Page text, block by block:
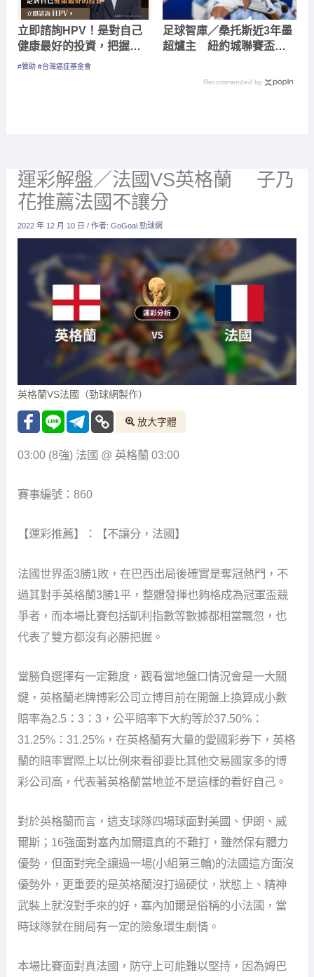
立即諮詢HPV！是對自己
健康最好的投資，把握現
在不嫌晚！
#贊助 #台灣癌症基金會
足球智庫／桑托斯近3年墨
超爐主 紐約城聯賽盃看
Recommended by
運彩解盤／法國VS英格蘭 子乃
花推薦法國不讓分
2022 年 12 月 10 日/ 作者:GoGoal 勁球網
英格蘭VS法國（勁球網製作）
放大字體
03:00 (8強) 法國 @ 英格蘭 03:00
賽事編號：860
【運彩推薦】：【不讓分，法國】
法國世界盃3勝1敗，在巴西出局後確實是奪冠熱門，不
過其對手英格蘭3勝1平，整體發揮也夠格成為冠軍盃競
爭者，而本場比賽包括凱利指數等數據都相當飄忽，也
代表了雙方都沒有必勝把握。
當勝負選擇有一定難度，觀看當地盤口情況會是一大關
鍵，英格蘭老牌博彩公司立博目前在開盤上換算成小數
賠率為2.5：3：3，公平賠率下大約等於37.50%：
31.25%：31.25%，在英格蘭有大量的愛國彩券下，英格
蘭的賠率實際上以比例來看卻要比其他交易國家多的博
彩公司高，代表著英格蘭當地並不是這樣的看好自己。
對於英格蘭而言，這支球隊四場球面對美國、伊朗、威
爾斯；16強面對塞內加爾還真的不難打，雖然保有體力
優勢，但面對完全讓過一場(小組第三輪)的法國這方面沒
優勢外，更重要的是英格蘭沒打過硬仗，狀態上、精神
武裝上就沒對手來的好，塞內加爾是俗稱的小法國，當
時球隊就在開局有一定的險象環生劇情。
本場比賽面對真法國，防守上可能難以堅持，因為姆巴